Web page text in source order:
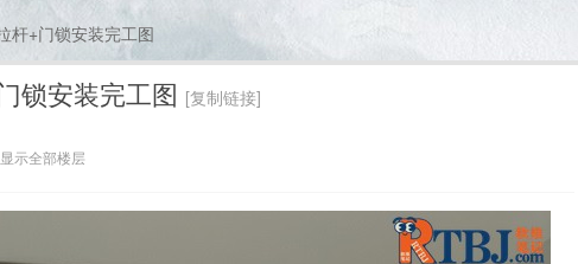
杆+门锁安装完工图
锁安装完工图 [复制链接]
显示全部楼层